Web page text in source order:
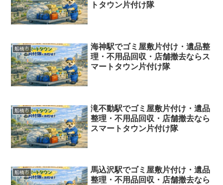
トタウン片付け隊
船橋市
海神駅でゴミ屋敷片付け・遺品整
理・不用品回収・店舗撤去ならス
マートタウン片付け隊
船橋市
滝不動駅でゴミ屋敷片付け・遺品
整理・不用品回収・店舗撤去なら
スマートタウン片付け隊
船橋市
馬込沢駅でゴミ屋敷片付け・遺品
整理・不用品回収・店舗撤去なら